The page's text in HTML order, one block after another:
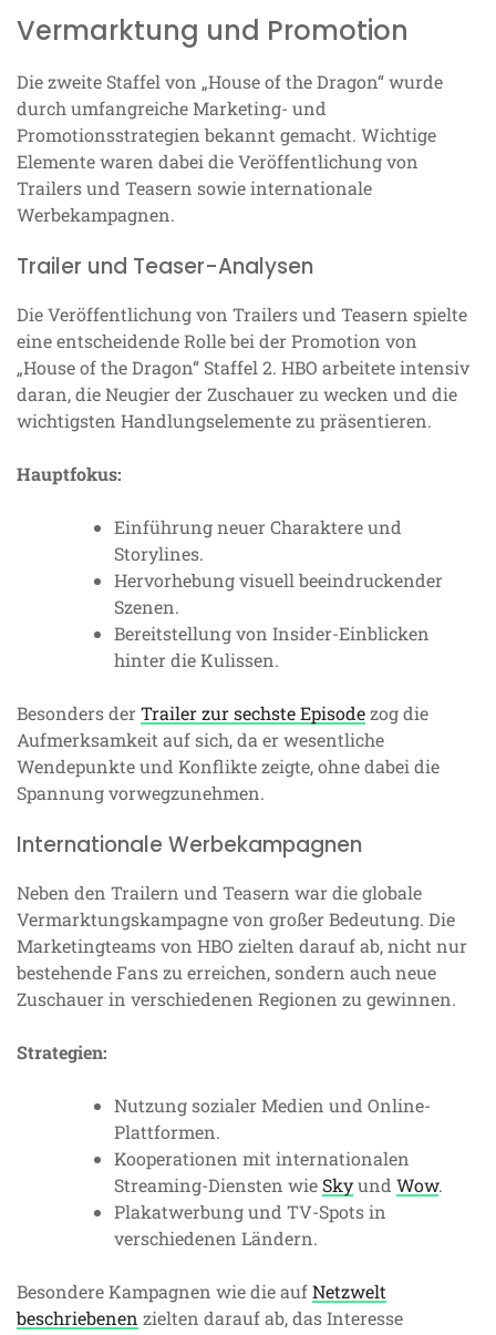
Vermarktung und Promotion
Die zweite Staffel von „House of the Dragon“ wurde
durch umfangreiche Marketing- und
Promotionsstrategien bekannt gemacht. Wichtige
Elemente waren dabei die Veröffentlichung von
Trailers und Teasern sowie internationale
Werbekampagnen.
Trailer und Teaser-Analysen
Die Veröffentlichung von Trailers und Teasern spielte
eine entscheidende Rolle bei der Promotion von
„House of the Dragon“ Staffel 2. HBO arbeitete intensiv
daran, die Neugier der Zuschauer zu wecken und die
wichtigsten Handlungselemente zu präsentieren.
Hauptfokus:
Einführung neuer Charaktere und
Storylines.
Hervorhebung visuell beeindruckender
Szenen.
Bereitstellung von Insider-Einblicken
hinter die Kulissen.
Besonders derTrailer zur sechste Episodezog die
Aufmerksamkeit auf sich, da er wesentliche
Wendepunkte und Konflikte zeigte, ohne dabei die
Spannung vorwegzunehmen.
Internationale Werbekampagnen
Neben den Trailern und Teasern war die globale
Vermarktungskampagne von großer Bedeutung. Die
Marketingteams von HBO zielten darauf ab, nicht nur
bestehende Fans zu erreichen, sondern auch neue
Zuschauer in verschiedenen Regionen zu gewinnen.
Strategien:
Nutzung sozialer Medien und Online-
Plattformen.
Kooperationen mit internationalen
Streaming-Diensten wie Skyund Wow.
Plakatwerbung und TV-Spots in
verschiedenen Ländern.
Besondere Kampagnen wie die aufNetzwelt
beschriebenen zielten darauf ab, das Interesse